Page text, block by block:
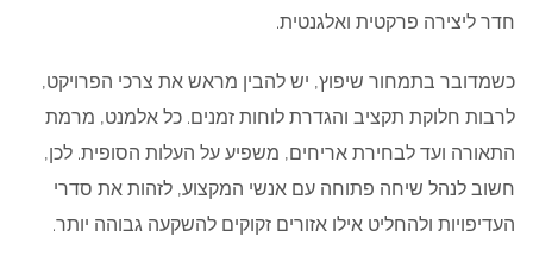
חדר ליצירה פרקטית ואלגנטית.
כשמדובר בתמחור שיפוץ, יש להבין מראש את צרכי הפרויקט,
לרבות חלוקת תקציב והגדרת לוחות זמנים. כל אלמנט, מרמת
התאורה ועד לבחירת אריחים, משפיע על העלות הסופית. לכן,
חשוב לנהל שיחה פתוחה עם אנשי המקצוע, לזהות את סדרי
העדיפויות ולהחליט אילו אזורים זקוקים להשקעה גבוהה יותר.